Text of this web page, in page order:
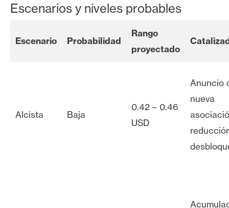
Escenarios y niveles probables
Escenario Probabilidad
Rango
proyectado
Alcista Baja
0.42 – 0.46
USD
Anuncio
nueva